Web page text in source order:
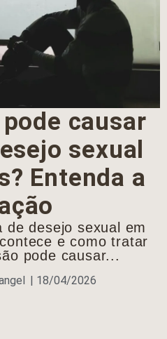
causar
sexual
Entenda a
de desejo sexual em
e como tratar
pode causar...
18/04/2026